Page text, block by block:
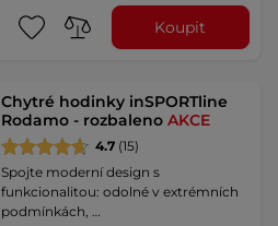
Koupit
Chytré hodinky inSPORTline
Rodamo - rozbalenoAKCE
4.7 (15)
Spojte moderní design s
funkcionalitou: odolné v extrémních
podmínkách, …